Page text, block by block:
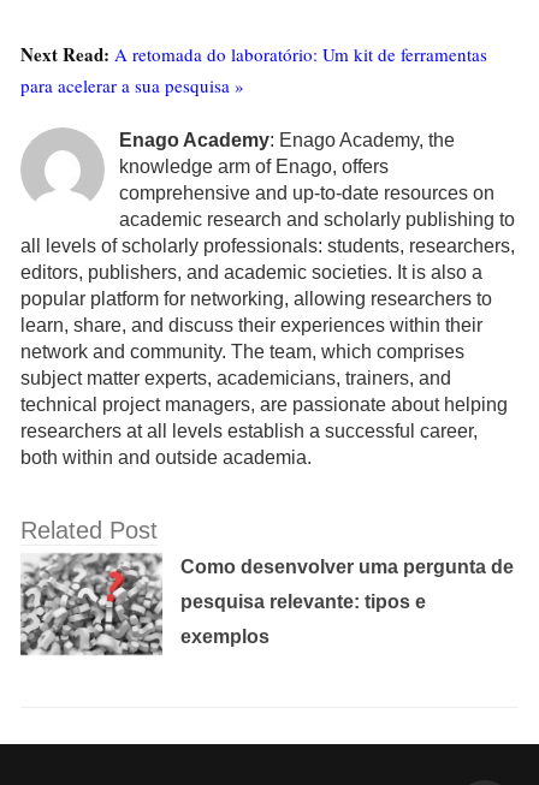
Next Read: A retomada do laboratório: Um kit de ferramentas
para acelerar a sua pesquisa »
Enago Academy: Enago Academy, the
knowledge arm of Enago, offers
comprehensive and up-to-date resources on
academic research and scholarly publishing to
all levels of scholarly professionals: students, researchers,
editors, publishers, and academic societies. It is also a
popular platform for networking, allowing researchers to
learn, share, and discuss their experiences within their
network and community. The team, which comprises
subject matter experts, academicians, trainers, and
technical project managers, are passionate about helping
researchers at all levels establish a successful career,
both within and outside academia.
Related Post
Como desenvolver uma pergunta de
pesquisa relevante: tipos e
exemplos